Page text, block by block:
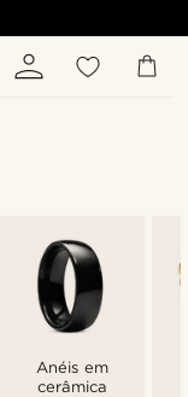
Anéis em
cerâmica